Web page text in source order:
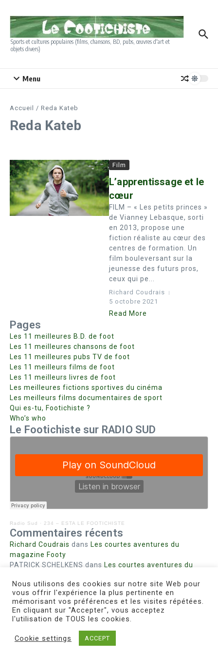
Sports et cultures populaires (films, chansons, BD, pubs, œuvres d'art et
objets divers)
Menu
Accueil / Reda Kateb
Reda Kateb
Film
L’apprentissage et le
cœur
FILM – « Les petits princes »
de Vianney Lebasque, sorti
en 2013, propose une
fiction réaliste au cœur des
centres de formation. Un
film bouleversant sur la
jeunesse des futurs pros,
ceux qui pe...
Richard Coudrais
5 octobre 2021
Read More
Pages
Les 11 meilleures B.D. de foot
Les 11 meilleures chansons de foot
Les 11 meilleures pubs TV de foot
Les 11 meilleurs films de foot
Les 11 meilleurs livres de foot
Les meilleures fictions sportives du cinéma
Les meilleurs films documentaires de sport
Qui es-tu, Footichiste ?
Who’s who
Le Footichiste sur RADIO SUD
Radio Sud · 234 – ESTA LE FOOTICHISTE
Commentaires récents
Richard Coudrais dans Les courtes aventures du
magazine Footy
PATRICK SCHELKENS dans Les courtes aventures du
Bohn fabiennedans Intrigues sanglantes à Mulhouse
Steph. RUTA dansLust for Nice
MIRMANDdansPieds agiles et champignons
Copyright © 2026 Le Footichiste | Réalisé par
Nous utilisons des cookies sur notre site Web pour
vous offrir l'expérience la plus pertinente en
mémorisant vos préférences et les visites répétées.
En cliquant sur "Accepter", vous acceptez
l'utilisation de TOUS les cookies.
Cookie settings ACCEPT